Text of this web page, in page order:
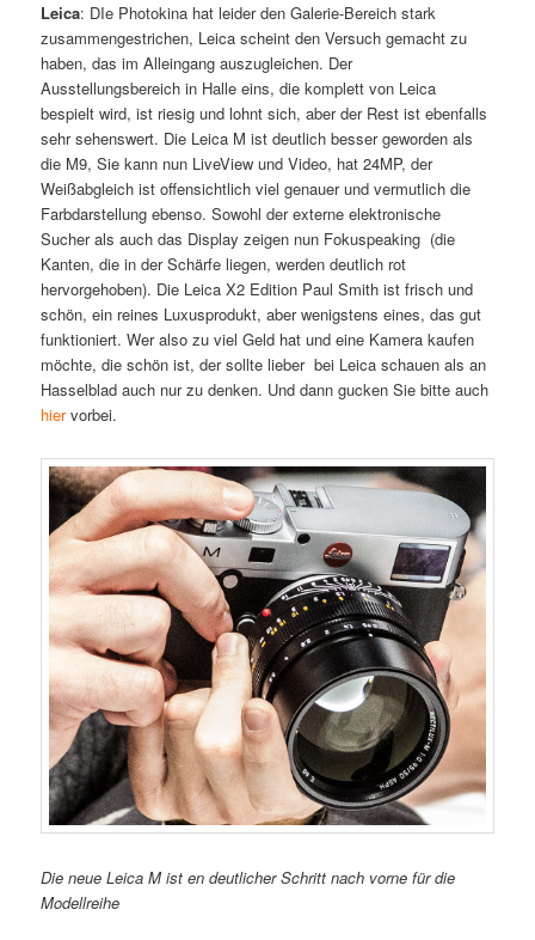
Leica: DIe Photokina hat leider den Galerie-Bereich stark
zusammengestrichen, Leica scheint den Versuch gemacht zu
haben, das im Alleingang auszugleichen. Der
Ausstellungsbereich in Halle eins, die komplett von Leica
bespielt wird, ist riesig und lohnt sich, aber der Rest ist ebenfalls
sehr sehenswert. Die Leica M ist deutlich besser geworden als
die M9, Sie kann nun LiveView und Video, hat 24MP, der
Weißabgleich ist offensichtlich viel genauer und vermutlich die
Farbdarstellung ebenso. Sowohl der externe elektronische
Sucher als auch das Display zeigen nun Fokuspeaking (die
Kanten, die in der Schärfe liegen, werden deutlich rot
hervorgehoben). Die Leica X2 Edition Paul Smith ist frisch und
schön, ein reines Luxusprodukt, aber wenigstens eines, das gut
funktioniert. Wer also zu viel Geld hat und eine Kamera kaufen
möchte, die schön ist, der sollte lieber bei Leica schauen als an
Hasselblad auch nur zu denken. Und dann gucken Sie bitte auch
hiervorbei.
Die neue Leica M ist en deutlicher Schritt nach vorne für die
Modellreihe